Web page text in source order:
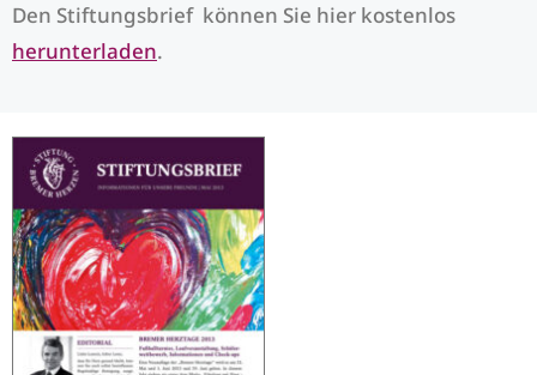
Den Stiftungsbrief können Sie hier kostenlos
herunterladen.